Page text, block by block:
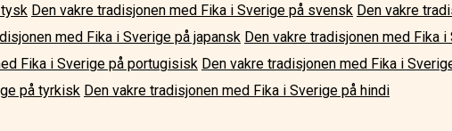
Den vakre tradisjonen med Fika i Sverige på svensk Den vakre
med Fika i Sverige på japansk Den vakre tradisjonen med Fika i
Fika i Sverige på portugisisk Den vakre tradisjonen med Fika i
på tyrkisk Den vakre tradisjonen med Fika i Sverige på hindi